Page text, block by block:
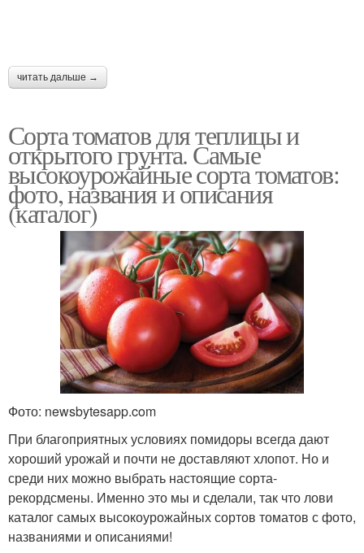
читать дальше →
Сорта томатов для теплицы и
открытого грунта. Самые
высокоурожайные сорта томатов:
фото, названия и описания
(каталог)
Фото: newsbytesapp.com
При благоприятных условиях помидоры всегда дают
хороший урожай и почти не доставляют хлопот. Но и
среди них можно выбрать настоящие сорта-
рекордсмены. Именно это мы и сделали, так что лови
каталог самых высокоурожайных сортов томатов с фото,
названиями и описаниями!